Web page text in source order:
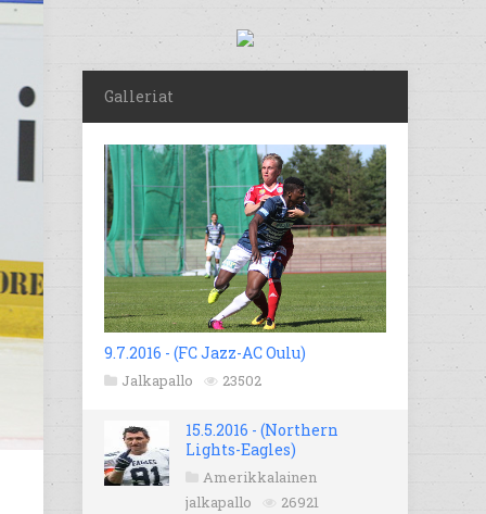
Galleriat
9.7.2016 - (FC Jazz-AC Oulu)
Jalkapallo 23502
15.5.2016 - (Northern
Lights-Eagles)
Amerikkalainen
jalkapallo
26921